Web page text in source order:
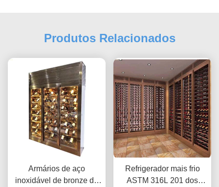
Produtos Relacionados
Armários de aço
inoxidável de bronze do
Refrigerador mais frio
ASTM 316L 201 dos